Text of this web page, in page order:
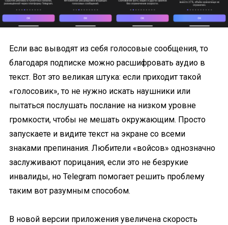
Если вас выводят из себя голосовые сообщения, то
благодаря подписке можно расшифровать аудио в
текст. Вот это великая штука: если приходит такой
«голосовик», то не нужно искать наушники или
пытаться послушать послание на низком уровне
громкости, чтобы не мешать окружающим. Просто
запускаете и видите текст на экране со всеми
знаками препинания. Любители «войсов» однозначно
заслуживают порицания, если это не безрукие
инвалиды, но Telegram помогает решить проблему
таким вот разумным способом.
В новой версии приложения увеличена скорость